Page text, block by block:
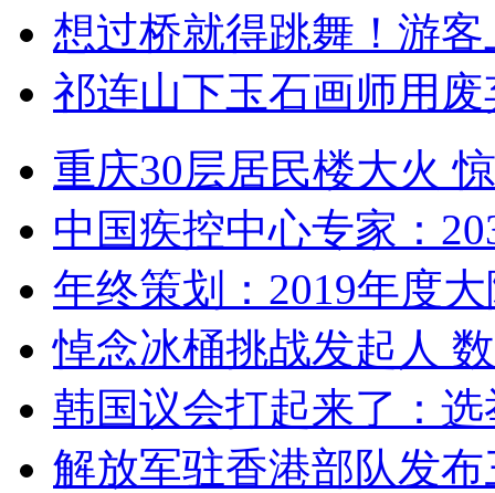
想过桥就得跳舞！游客
祁连山下玉石画师用
重庆30层居民楼大火
中国疾控中心专家：
年终策划：2019年度
悼念冰桶挑战发起人
韩国议会打起来了：
解放军驻香港部队发